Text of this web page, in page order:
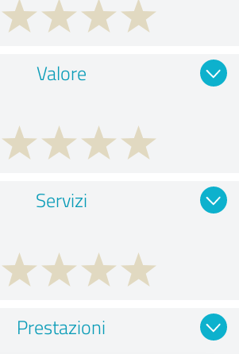
Valore
Servizi
Prestazioni